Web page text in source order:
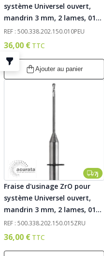
système Universel ouvert,
mandrin 3 mm, 2 lames, 010.
Acurata
REF : 500.338.202.150.010PEU
36,00 €
Ajouter au panier
7j
Fraise d'usinage ZrO pour
système Universel ouvert,
mandrin 3 mm, 2 lames, 015.
Acurata
REF : 500.338.202.150.015ZRU
36,00 €